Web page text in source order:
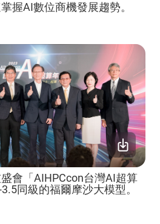
握AI數位商機發展趨勢。
會「AIHPCcon台灣AI超算
同級的福爾摩沙大模型。